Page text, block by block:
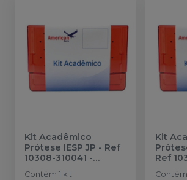
Kit Acadêmico
Prótese IESP JP - Ref
10308-310041 -
AMERICAN BURRS
Contém 1 kit.
Kit
Ref
Contém